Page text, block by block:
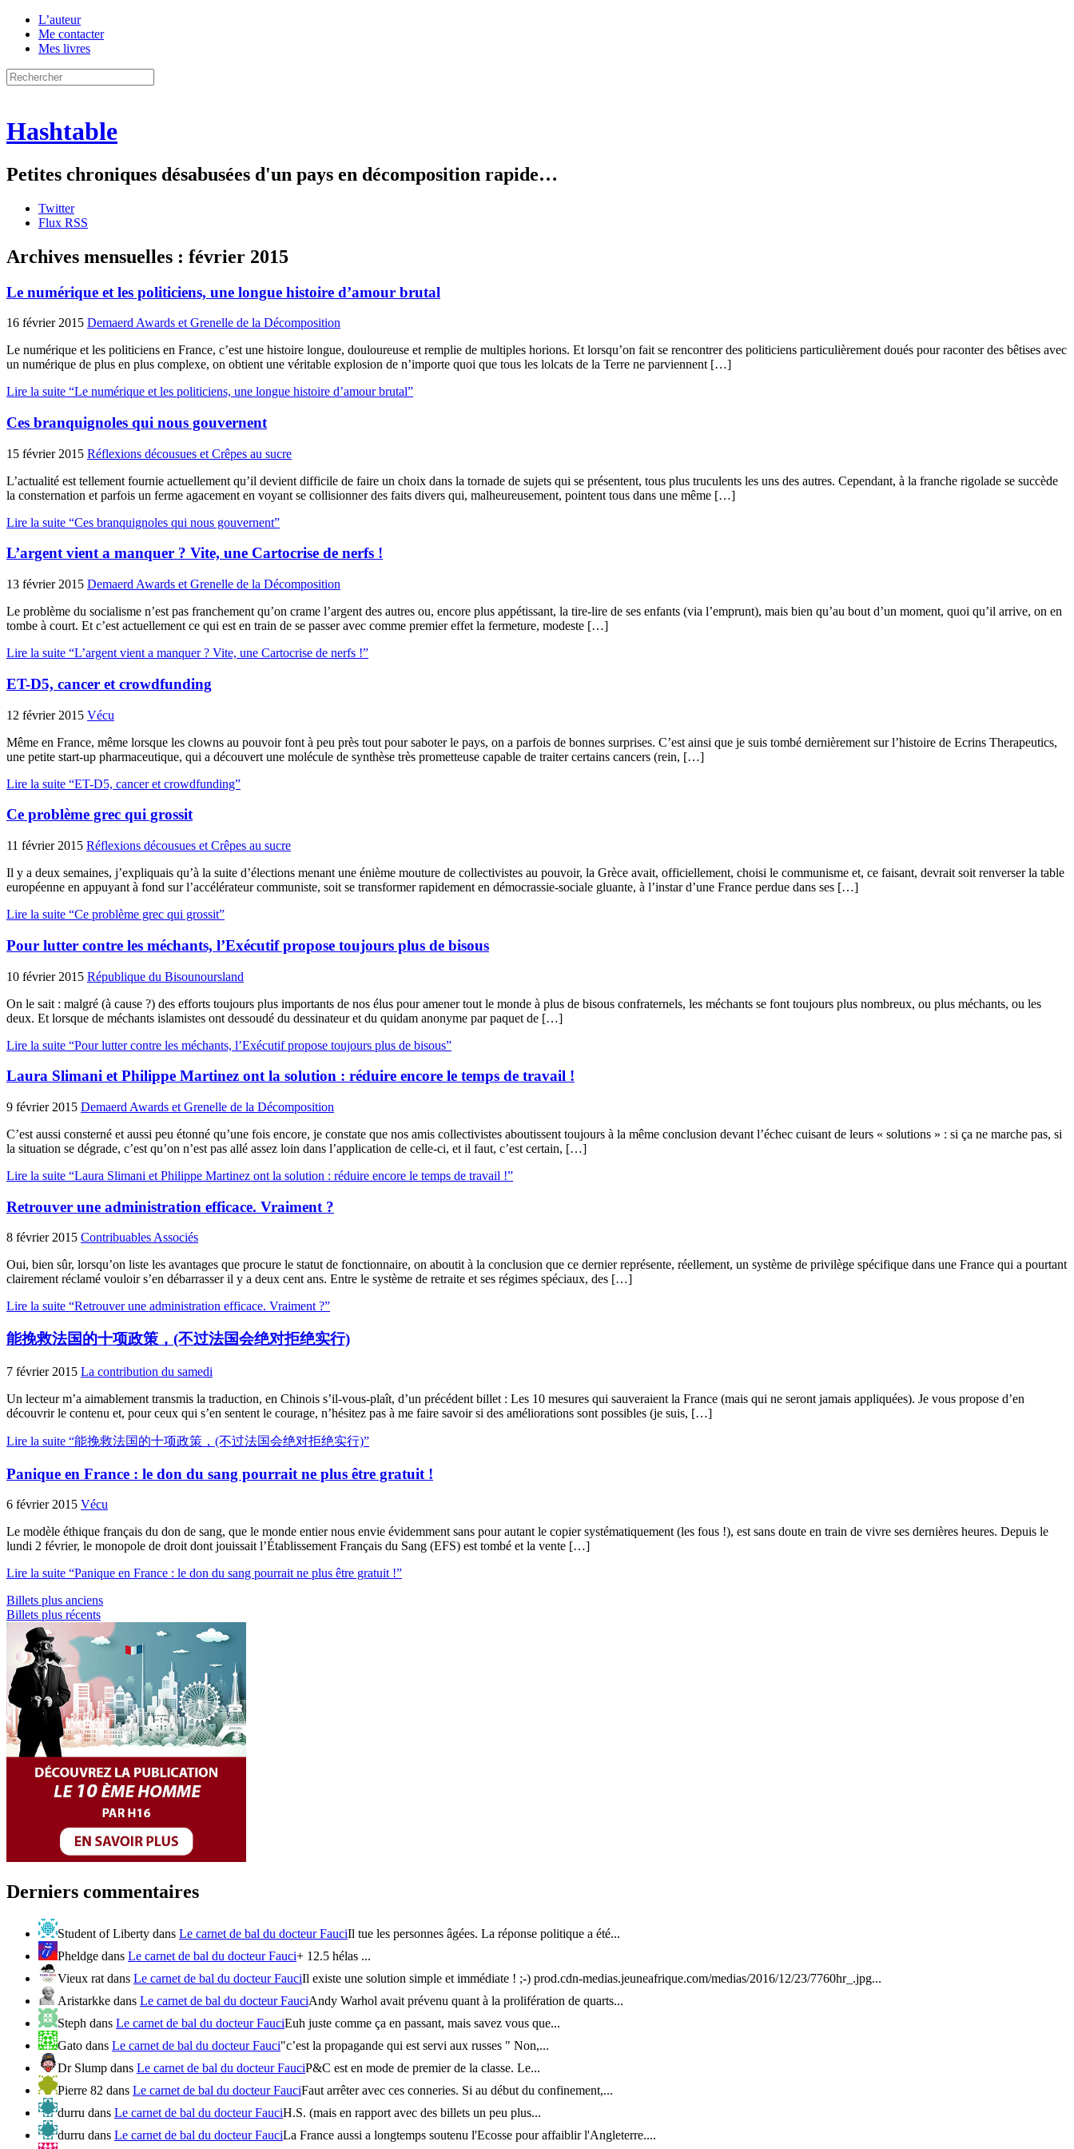
L’auteur
Me contacter
Mes livres
Hashtable
Petites chroniques désabusées d'un pays en décomposition rapide…
Twitter
Flux RSS
Archives mensuelles : février 2015
Le numérique et les politiciens, une longue histoire d’amour brutal
16 février 2015 Demaerd Awards et Grenelle de la Décomposition
Le numérique et les politiciens en France, c’est une histoire longue, douloureuse et remplie de multiples horions. Et lorsqu’on fait se rencontrer des politiciens particulièrement doués pour raconter des bêtises avec
un numérique de plus en plus complexe, on obtient une véritable explosion de n’importe quoi que tous les lolcats de la Terre ne parviennent […]
Lire la suite “Le numérique et les politiciens, une longue histoire d’amour brutal”
Ces branquignoles qui nous gouvernent
15 février 2015 Réflexions décousues et Crêpes au sucre
L’actualité est tellement fournie actuellement qu’il devient difficile de faire un choix dans la tornade de sujets qui se présentent, tous plus truculents les uns des autres. Cependant, à la franche rigolade se succède
la consternation et parfois un ferme agacement en voyant se collisionner des faits divers qui, malheureusement, pointent tous dans une même […]
Lire la suite “Ces branquignoles qui nous gouvernent”
L’argent vient a manquer ? Vite, une Cartocrise de nerfs !
13 février 2015 Demaerd Awards et Grenelle de la Décomposition
Le problème du socialisme n’est pas franchement qu’on crame l’argent des autres ou, encore plus appétissant, la tire-lire de ses enfants (via l’emprunt), mais bien qu’au bout d’un moment, quoi qu’il arrive, on en
tombe à court. Et c’est actuellement ce qui est en train de se passer avec comme premier effet la fermeture, modeste […]
Lire la suite “L’argent vient a manquer ? Vite, une Cartocrise de nerfs !”
ET-D5, cancer et crowdfunding
12 février 2015 Vécu
Même en France, même lorsque les clowns au pouvoir font à peu près tout pour saboter le pays, on a parfois de bonnes surprises. C’est ainsi que je suis tombé dernièrement sur l’histoire de Ecrins Therapeutics,
une petite start-up pharmaceutique, qui a découvert une molécule de synthèse très prometteuse capable de traiter certains cancers (rein, […]
Lire la suite “ET-D5, cancer et crowdfunding”
Ce problème grec qui grossit
11 février 2015 Réflexions décousues et Crêpes au sucre
Il y a deux semaines, j’expliquais qu’à la suite d’élections menant une énième mouture de collectivistes au pouvoir, la Grèce avait, officiellement, choisi le communisme et, ce faisant, devrait soit renverser la table
européenne en appuyant à fond sur l’accélérateur communiste, soit se transformer rapidement en démocrassie-sociale gluante, à l’instar d’une France perdue dans ses […]
Lire la suite “Ce problème grec qui grossit”
Pour lutter contre les méchants, l’Exécutif propose toujours plus de bisous
10 février 2015 République du Bisounoursland
On le sait : malgré (à cause ?) des efforts toujours plus importants de nos élus pour amener tout le monde à plus de bisous confraternels, les méchants se font toujours plus nombreux, ou plus méchants, ou les
deux. Et lorsque de méchants islamistes ont dessoudé du dessinateur et du quidam anonyme par paquet de […]
Lire la suite “Pour lutter contre les méchants, l’Exécutif propose toujours plus de bisous”
Laura Slimani et Philippe Martinez ont la solution : réduire encore le temps de travail !
9 février 2015 Demaerd Awards et Grenelle de la Décomposition
C’est aussi consterné et aussi peu étonné qu’une fois encore, je constate que nos amis collectivistes aboutissent toujours à la même conclusion devant l’échec cuisant de leurs « solutions » : si ça ne marche pas, si
la situation se dégrade, c’est qu’on n’est pas allé assez loin dans l’application de celle-ci, et il faut, c’est certain, […]
Lire la suite “Laura Slimani et Philippe Martinez ont la solution : réduire encore le temps de travail !”
Retrouver une administration efficace. Vraiment ?
8 février 2015 Contribuables Associés
Oui, bien sûr, lorsqu’on liste les avantages que procure le statut de fonctionnaire, on aboutit à la conclusion que ce dernier représente, réellement, un système de privilège spécifique dans une France qui a pourtant
clairement réclamé vouloir s’en débarrasser il y a deux cent ans. Entre le système de retraite et ses régimes spéciaux, des […]
Lire la suite “Retrouver une administration efficace. Vraiment ?”
能挽救法国的十项政策，(不过法国会绝对拒绝实行)
7 février 2015 La contribution du samedi
Un lecteur m’a aimablement transmis la traduction, en Chinois s’il-vous-plaît, d’un précédent billet : Les 10 mesures qui sauveraient la France (mais qui ne seront jamais appliquées). Je vous propose d’en
découvrir le contenu et, pour ceux qui s’en sentent le courage, n’hésitez pas à me faire savoir si des améliorations sont possibles (je suis, […]
Lire la suite “能挽救法国的十项政策，(不过法国会绝对拒绝实行)”
Panique en France : le don du sang pourrait ne plus être gratuit !
6 février 2015 Vécu
Le modèle éthique français du don de sang, que le monde entier nous envie évidemment sans pour autant le copier systématiquement (les fous !), est sans doute en train de vivre ses dernières heures. Depuis le
lundi 2 février, le monopole de droit dont jouissait l’Établissement Français du Sang (EFS) est tombé et la vente […]
Lire la suite “Panique en France : le don du sang pourrait ne plus être gratuit !”
Billets plus anciens
Billets plus récents
Derniers commentaires
Student of Liberty dans Le carnet de bal du docteur FauciIl tue les personnes âgées. La réponse politique a été...
Pheldge dans Le carnet de bal du docteur Fauci+ 12.5 hélas ...
Vieux rat dans Le carnet de bal du docteur FauciIl existe une solution simple et immédiate ! ;-) prod.cdn-medias.jeuneafrique.com/medias/2016/12/23/7760hr_.jpg...
Aristarkke dans Le carnet de bal du docteur FauciAndy Warhol avait prévenu quant à la prolifération de quarts...
Steph dans Le carnet de bal du docteur FauciEuh juste comme ça en passant, mais savez vous que...
Gato dans Le carnet de bal du docteur Fauci"c’est la propagande qui est servi aux russes " Non,...
Dr Slump dans Le carnet de bal du docteur FauciP&C est en mode de premier de la classe. Le...
Pierre 82 dans Le carnet de bal du docteur FauciFaut arrêter avec ces conneries. Si au début du confinement,...
durru dans Le carnet de bal du docteur FauciH.S. (mais en rapport avec des billets un peu plus...
durru dans Le carnet de bal du docteur FauciLa France aussi a longtemps soutenu l'Ecosse pour affaiblir l'Angleterre....